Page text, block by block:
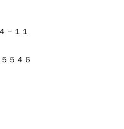
－１１
５４６